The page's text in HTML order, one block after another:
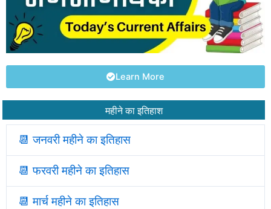
Learn More
महीने का इतिहाश
📆 जनवरी महीने का इतिहास
📆 फरवरी महीने का इतिहास
📆 मार्च महीने का इतिहास